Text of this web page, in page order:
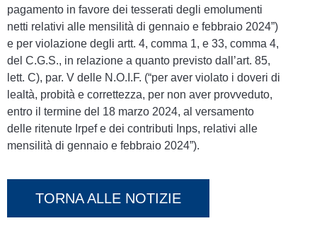
pagamento in favore dei tesserati degli emolumenti
netti relativi alle mensilità di gennaio e febbraio 2024”)
e per violazione degli artt. 4, comma 1, e 33, comma 4,
del C.G.S., in relazione a quanto previsto dall’art. 85,
lett. C), par. V delle N.O.I.F. (“per aver violato i doveri di
lealtà, probità e correttezza, per non aver provveduto,
entro il termine del 18 marzo 2024, al versamento
delle ritenute Irpef e dei contributi Inps, relativi alle
mensilità di gennaio e febbraio 2024”).
TORNA ALLE NOTIZIE